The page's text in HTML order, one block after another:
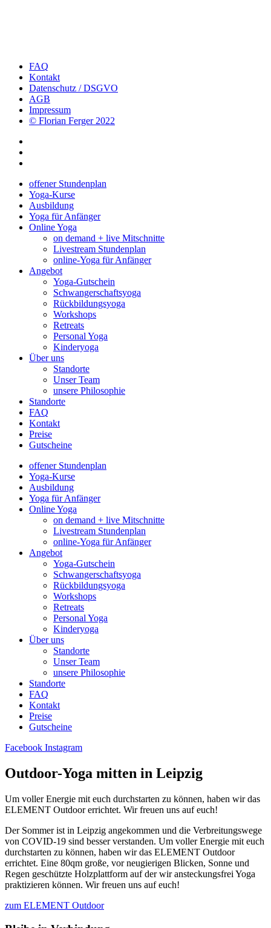
FAQ
Kontakt
Datenschutz / DSGVO
AGB
Impressum
© Florian Ferger 2022
offener Stundenplan
Yoga-Kurse
Ausbildung
Yoga für Anfänger
Online Yoga
on demand + live Mitschnitte
Livestream Stundenplan
online-Yoga für Anfänger
Angebot
Yoga-Gutschein
Schwangerschaftsyoga
Rückbildungsyoga
Workshops
Retreats
Personal Yoga
Kinderyoga
Über uns
Standorte
Unser Team
unsere Philosophie
Standorte
FAQ
Kontakt
Preise
Gutscheine
offener Stundenplan
Yoga-Kurse
Ausbildung
Yoga für Anfänger
Online Yoga
on demand + live Mitschnitte
Livestream Stundenplan
online-Yoga für Anfänger
Angebot
Yoga-Gutschein
Schwangerschaftsyoga
Rückbildungsyoga
Workshops
Retreats
Personal Yoga
Kinderyoga
Über uns
Standorte
Unser Team
unsere Philosophie
Standorte
FAQ
Kontakt
Preise
Gutscheine
Facebook Instagram
Outdoor-Yoga mitten in Leipzig
Um voller Energie mit euch durchstarten zu können, haben wir das
ELEMENT Outdoor errichtet. Wir freuen uns auf euch!
Der Sommer ist in Leipzig angekommen und die Verbreitungswege
von COVID-19 sind besser verstanden. Um voller Energie mit euch
durchstarten zu können, haben wir das ELEMENT Outdoor
errichtet. Eine 80qm große, vor neugierigen Blicken, Sonne und
Regen geschützte Holzplattform auf der wir ansteckungsfrei Yoga
praktizieren können. Wir freuen uns auf euch!
zum ELEMENT Outdoor